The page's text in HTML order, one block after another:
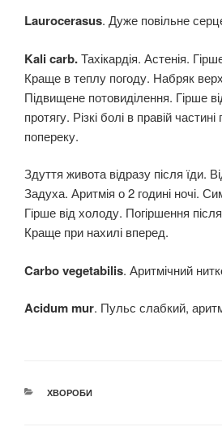
Laurocerasus. Дуже повільне
Kali carb.Тахікардія. Астенія.
Краще в теплу погоду. Набряк
Підвищене потовиділення. Гірше
протягу. Різкі болі в правій
попереку.
Здуття живота відразу після їди.
Задуха. Аритмія о 2 годині ночі.
Гірше від холоду. Погіршення
Краще при нахилі вперед.
Carbo vegetabilis. Аритмічний
Acidum mur. Пульс слабкий,
КАТЕГОРІЇ
ХВОРОБИ